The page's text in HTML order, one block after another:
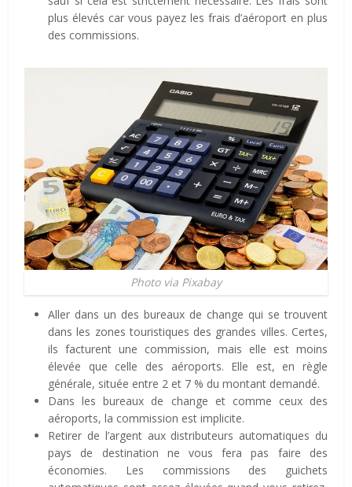
plus élevés car vous payez les frais d’aéroport en plus
des commissions.
Photo via Pixabay
Aller dans un des bureaux de change qui se trouvent
dans les zones touristiques des grandes villes. Certes,
ils facturent une commission, mais elle est moins
élevée que celle des aéroports. Elle est, en règle
générale, située entre 2 et 7 % du montant demandé.
Dans les bureaux de change et comme ceux des
aéroports, la commission est implicite.
Retirer de l’argent aux distributeurs automatiques du
pays de destination ne vous fera pas faire des
économies. Les commissions des guichets